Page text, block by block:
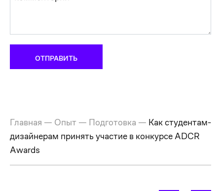
Главная — Опыт — Подготовка — Как студентам-
дизайнерам принять участие в конкурсе ADCR
Awards